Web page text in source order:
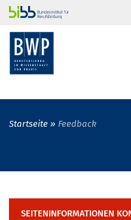
Startseite Feedback
SEITENINFORMATIONEN